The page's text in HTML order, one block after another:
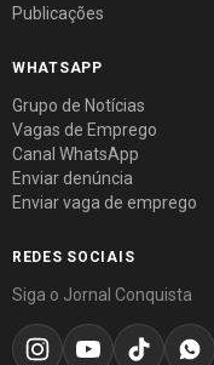
Publicações
WHATSAPP
Grupo de Notícias
Vagas de Emprego
Canal WhatsApp
Enviar denúncia
Enviar vaga de emprego
REDES SOCIAIS
Siga o Jornal Conquista